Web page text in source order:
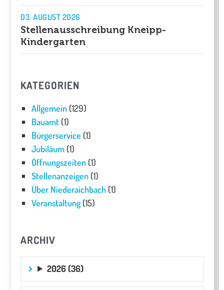
03. AUGUST 2026
Stellenausschreibung Kneipp-
Kindergarten
KATEGORIEN
Allgemein(129)
Bauamt(1)
Bürgerservice (1)
Jubiläum(1)
Öffnungszeiten(1)
Stellenanzeigen(1)
Über Niederaichbach(1)
Veranstaltung(15)
ARCHIV
2026 (36)